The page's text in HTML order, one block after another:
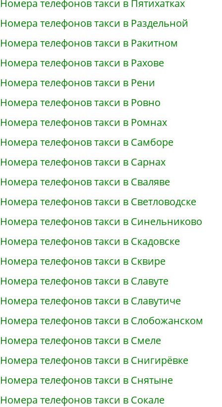
Номера телефонов такси в Пятихатках
Номера телефонов такси в Раздельной
Номера телефонов такси в Ракитном
Номера телефонов такси в Рахове
Номера телефонов такси в Рени
Номера телефонов такси в Ровно
Номера телефонов такси в Ромнах
Номера телефонов такси в Самборе
Номера телефонов такси в Сарнах
Номера телефонов такси в Сваляве
Номера телефонов такси в Светловодске
Номера телефонов такси в Синельниково
Номера телефонов такси в Скадовске
Номера телефонов такси в Сквире
Номера телефонов такси в Славуте
Номера телефонов такси в Славутиче
Номера телефонов такси в Слобожанском
Номера телефонов такси в Смеле
Номера телефонов такси в Снигирёвке
Номера телефонов такси в Снятыне
Номера телефонов такси в Сокале